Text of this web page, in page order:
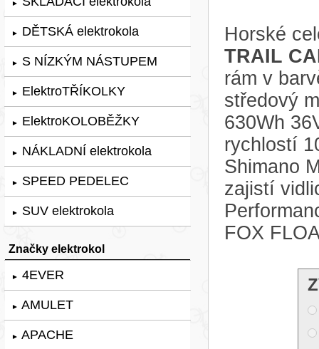
►
► DĚTSKÁ elektrokola
► S NÍZKÝM NÁSTUPEM
► ElektroTŘÍKOLKY
► ElektroKOLOBĚŽKY
► NÁKLADNÍ elektrokola
► SPEED PEDELEC
► SUV elektrokola
Značky elektrokol
► 4EVER
► AMULET
► APACHE
Horské
TRAIL
rám v
středový
630Wh
rychlostí
Shimano
zajistí
FOX